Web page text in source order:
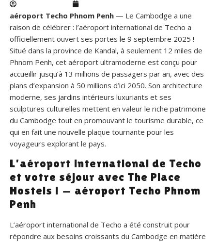
aéroport Techo Phnom Penh — Le Cambodge a une
raison de célébrer : l’aéroport international de Techo a
officiellement ouvert ses portes le 9 septembre 2025 !
Situé dans la province de Kandal, à seulement 12 miles de
Phnom Penh, cet aéroport ultramoderne est conçu pour
accueillir jusqu’à 13 millions de passagers par an, avec des
plans d’expansion à 50 millions d’ici 2050. Son architecture
moderne, ses jardins intérieurs luxuriants et ses
sculptures culturelles mettent en valeur le riche patrimoine
du Cambodge tout en promouvant le tourisme durable, ce
qui en fait une nouvelle plaque tournante pour les
voyageurs explorant le pays.
L’aéroport international de Techo
et votre séjour avec The Place
Hostels ! — aéroport Techo Phnom
Penh
L’aéroport international de Techo a été construit pour
répondre aux besoins croissants du Cambodge en matière